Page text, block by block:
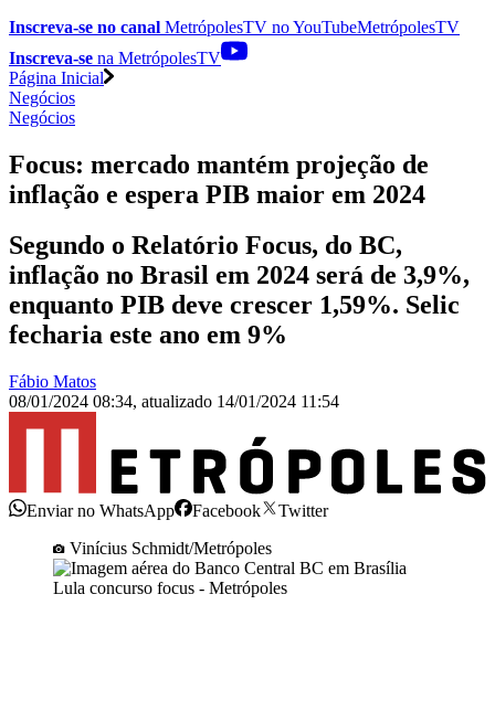
Inscreva-se no canal MetrópolesTV noYouTubeMetrópolesTV
Inscreva-se na MetrópolesTV
Página Inicial
Negócios
Negócios
Focus: mercado mantém projeção de
inflação e espera PIB maior em 2024
Segundo o Relatório Focus, do BC,
inflação no Brasil em 2024 será de 3,9%,
enquanto PIB deve crescer 1,59%. Selic
fecharia este ano em 9%
Fábio Matos
08/01/2024 08:34, atualizado 14/01/2024 11:54
Enviar no WhatsApp Facebook
Twitter
Vinícius Schmidt/Metrópoles